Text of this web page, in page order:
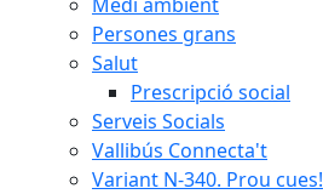
Persones grans
Salut
Prescripció social
Serveis Socials
Vallibús Connecta't
Variant N-340. Prou cues!